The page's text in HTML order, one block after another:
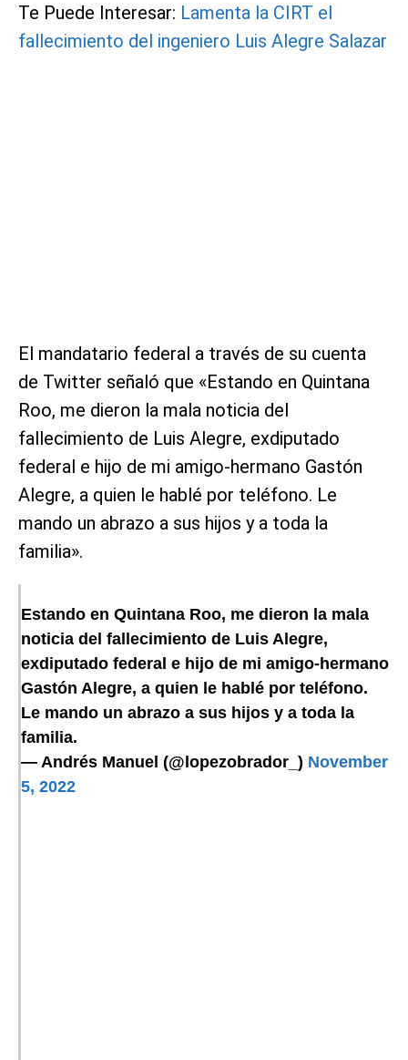
Te Puede Interesar: Lamenta la CIRT el
fallecimiento del ingeniero Luis Alegre Salazar
El mandatario federal a través de su cuenta
de Twitter señaló que «Estando en Quintana
Roo, me dieron la mala noticia del
fallecimiento de Luis Alegre, exdiputado
federal e hijo de mi amigo-hermano Gastón
Alegre, a quien le hablé por teléfono. Le
mando un abrazo a sus hijos y a toda la
familia».
Estando en Quintana Roo, me dieron la mala
noticia del fallecimiento de Luis Alegre,
exdiputado federal e hijo de mi amigo-hermano
Gastón Alegre, a quien le hablé por teléfono.
Le mando un abrazo a sus hijos y a toda la
familia.
— Andrés Manuel (@lopezobrador_) November
5, 2022